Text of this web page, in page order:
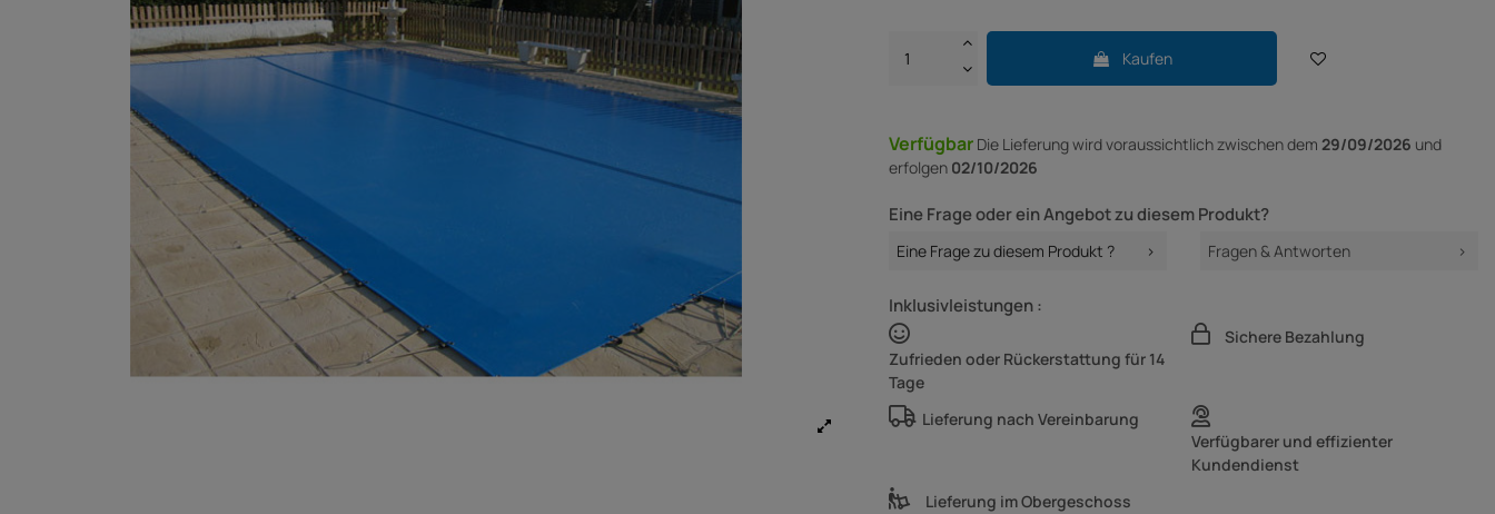
Kaufen
Verfügbar Die Lieferungwird voraussichtlich zwischen dem 29/09/2026 und
erfolgen 02/10/2026
Eine Frage oder ein Angebot zu diesem Produkt?
Eine Frage zu diesem Produkt ? Fragen & Antworten
Inklusivleistungen :
Zufrieden oder Rückerstattung für 14
Tage
Sichere Bezahlung
Lieferung nach Vereinbarung
Verfügbarer und effizienter
Kundendienst
Lieferung im Obergeschoss